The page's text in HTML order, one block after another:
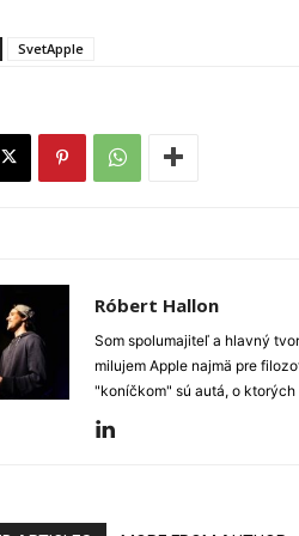
SvetApple
Róbert Hallon
Som spolumajiteľ a hlavný
milujem Apple najmä pre
"koníčkom" sú autá, o